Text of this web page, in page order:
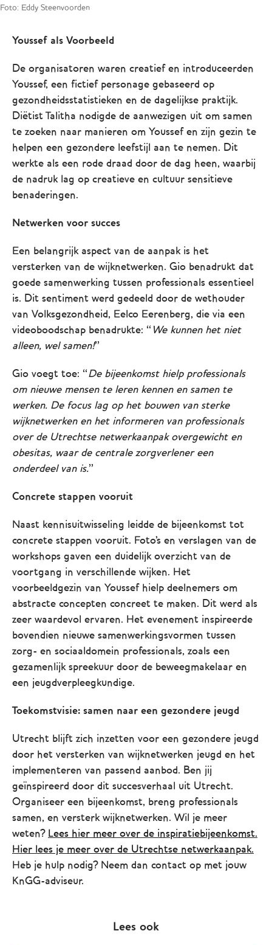
Foto: Eddy Steenvoorden
Youssef als Voorbeeld
De organisatoren waren creatief en introduceerden
Youssef, een fictief personage gebaseerd op
gezondheidsstatistieken en de dagelijkse praktijk.
Diëtist Talitha nodigde de aanwezigen uit om samen
te zoeken naar manieren om Youssef en zijn gezin te
helpen een gezondere leefstijl aan te nemen. Dit
werkte als een rode draad door de dag heen, waarbij
de nadruk lag op creatieve en cultuur sensitieve
benaderingen.
Netwerken voor succes
Een belangrijk aspect van de aanpak is het
versterken van de wijknetwerken. Gio benadrukt dat
goede samenwerking tussen professionals essentieel
is. Dit sentiment werd gedeeld door de wethouder
van Volksgezondheid, Eelco Eerenberg, die via een
videoboodschap benadrukte: “ We kunnen het niet
alleen, wel samen!”
Gio voegt toe: “De bijeenkomst hielp professionals
om nieuwe mensen te leren kennen en samen te
werken. De focus lag op het bouwen van sterke
wijknetwerken en het informeren van professionals
over de Utrechtse netwerkaanpak overgewicht en
obesitas, waar de centrale zorgverlener een
onderdeel van is.”
Concrete stappen vooruit
Naast kennisuitwisseling leidde de bijeenkomst tot
concrete stappen vooruit. Foto's en verslagen van de
workshops gaven een duidelijk overzicht van de
voortgang in verschillende wijken. Het
voorbeeldgezin van Youssef hielp deelnemers om
abstracte concepten concreet te maken. Dit werd als
zeer waardevol ervaren. Het evenement inspireerde
bovendien nieuwe samenwerkingsvormen tussen
zorg- en sociaaldomein professionals, zoals een
gezamenlijk spreekuur door de beweegmakelaar en
een jeugdverpleegkundige.
Toekomstvisie: samen naar een gezondere jeugd
Utrecht blijft zich inzetten voor een gezondere jeugd
door het versterken van wijknetwerken jeugd en het
implementeren van passend aanbod. Ben jij
geïnspireerd door dit succesverhaal uit Utrecht.
Organiseer een bijeenkomst, breng professionals
samen, en versterk wijknetwerken. Wil je meer
weten? Lees hier meer over de inspiratiebijeenkomst.
Hier lees je meer over de Utrechtse netwerkaanpak.
Heb je hulp nodig? Neem dan contact op met jouw
KnGG-adviseur.
Lees ook